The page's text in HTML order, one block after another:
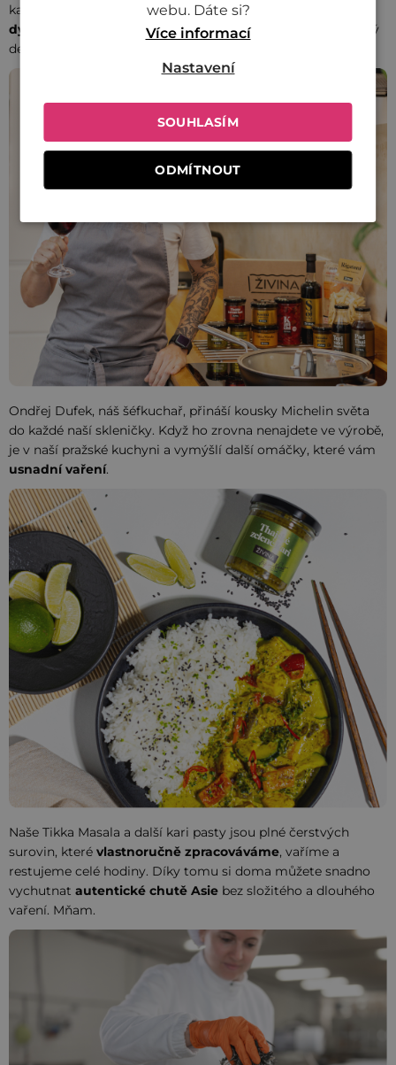
každého nákupu na našem e-shopu můžete zanechat
dýško
, které jim férově rozdělíme. Díky vám můžeme každý
den dále zlepšovat, co milujeme!
Ondřej Dufek, náš šéfkuchař, přináší kousky Michelin světa
do každé naší skleničky. Když ho zrovna nenajdete ve výrobě,
je v naší pražské kuchyni a vymýšlí další omáčky, které vám
usnadní vaření.
Naše Tikka Masala a další kari pasty jsou plné čerstvých
surovin, které vlastnoručně zpracováváme, vaříme a
restujeme celé hodiny. Díky tomu si doma můžete snadno
vychutnat autentické chutě Asie bez složitého a dlouhého
vaření. Mňam.
webu. Dáte si?
Více informací
SOUHLASÍM
ODMÍTNOUT
Nastavení